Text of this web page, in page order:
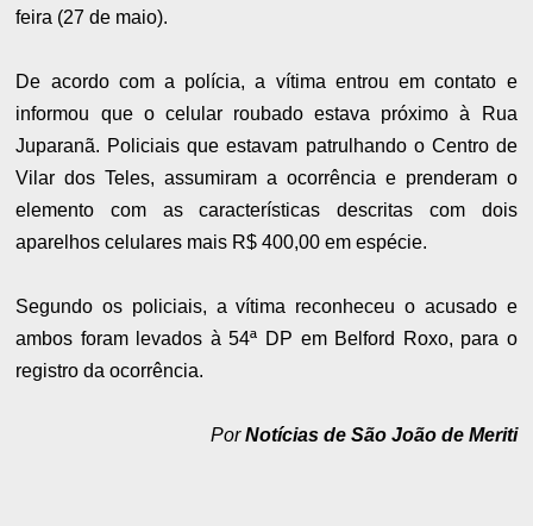
feira (27 de maio).
De acordo com a polícia, a vítima entrou em contato e
informou que o celular roubado estava próximo à Rua
Juparanã. Policiais que estavam patrulhando o Centro de
Vilar dos Teles, assumiram a ocorrência e prenderam o
elemento com as características descritas com dois
aparelhos celulares mais R$ 400,00 em espécie.
Segundo os policiais, a vítima reconheceu o acusado e
ambos foram levados à 54ª DP em Belford Roxo, para o
registro da ocorrência.
PorNotícias de São João de Meriti